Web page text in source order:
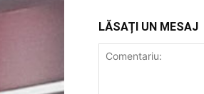
LĂSAȚI UN MESAJ